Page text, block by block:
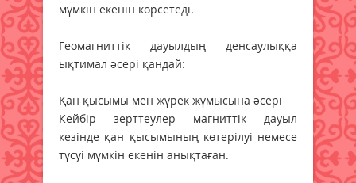
мүмкін екенін көрсетеді.
Геомагниттік дауылдың денсаулыққа
ықтимал әсері қандай:
Қан қысымы мен жүрек жұмысына әсері
Кейбір зерттеулер магниттік дауыл
кезінде қан қысымының көтерілуі немесе
түсуі мүмкін екенін анықтаған.